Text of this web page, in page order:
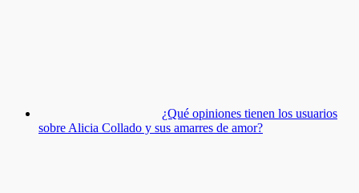
¿Qué opiniones tienen los usuarios
sobre Alicia Collado y sus amarres de amor?